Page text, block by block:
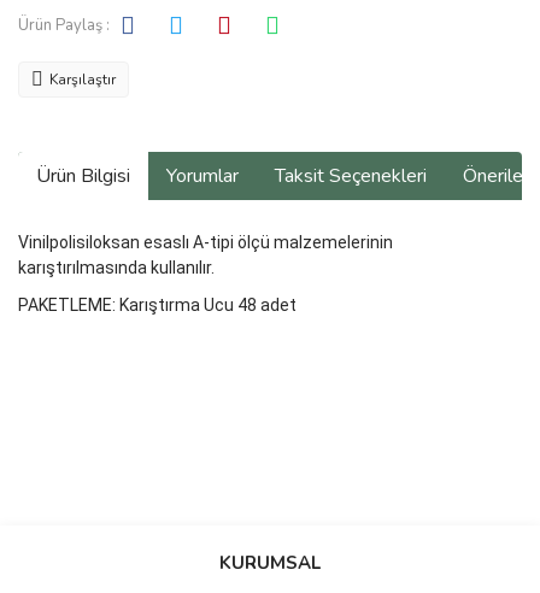
Ürün Paylaş :
Karşılaştır
Ürün Bilgisi Yorumlar Taksit Seçenekleri
Vinilpolisiloksan esaslı A-tipi ölçü malzemelerinin
karıştırılmasında kullanılır.
PAKETLEME: Karıştırma Ucu 48 adet
Bu ürüne ilk yorumu siz yapın!
KURUMSAL